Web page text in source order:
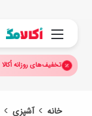
منو
تخفیف‌های روزانه اُکالا
خانه آشپزی